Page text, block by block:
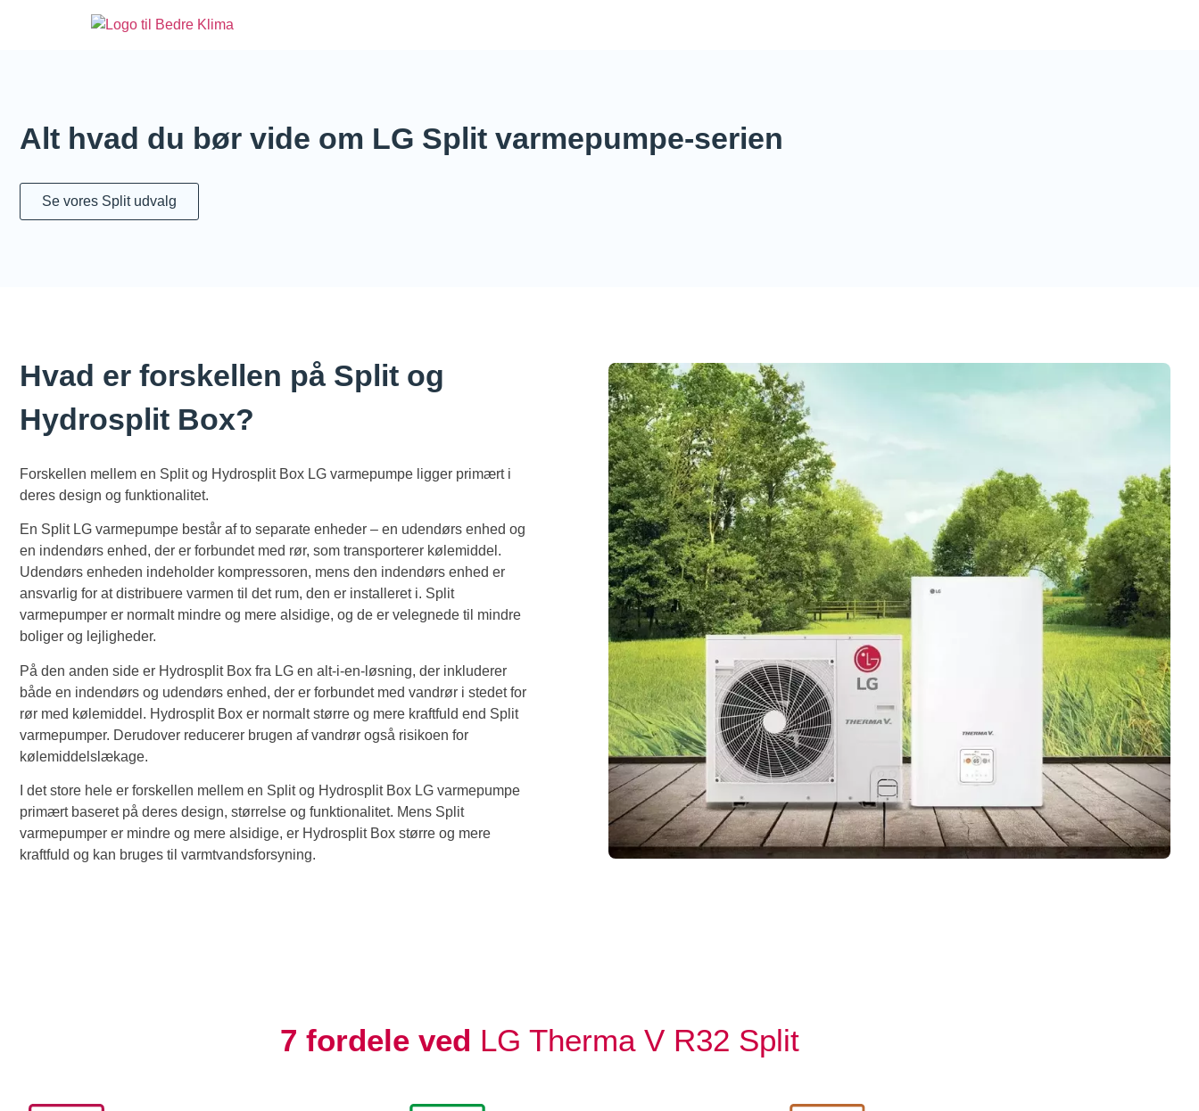
Alt hvad du bør vide om LG Split varmepumpe-serien
Se vores Split udvalg
Hvad er forskellen på Split og
Hydrosplit Box?
Forskellen mellem en Split og Hydrosplit Box LG varmepumpe ligger primært i
deres design og funktionalitet.
En Split LG varmepumpe består af to separate enheder – en udendørs enhed og
en indendørs enhed, der er forbundet med rør, som transporterer kølemiddel.
Udendørs enheden indeholder kompressoren, mens den indendørs enhed er
ansvarlig for at distribuere varmen til det rum, den er installeret i. Split
varmepumper er normalt mindre og mere alsidige, og de er velegnede til mindre
boliger og lejligheder.
På den anden side er Hydrosplit Box fra LG en alt-i-en-løsning, der inkluderer
både en indendørs og udendørs enhed, der er forbundet med vandrør i stedet for
rør med kølemiddel. Hydrosplit Box er normalt større og mere kraftfuld end Split
varmepumper. Derudover reducerer brugen af vandrør også risikoen for
kølemiddelslækage.
I det store hele er forskellen mellem en Split og Hydrosplit Box LG varmepumpe
primært baseret på deres design, størrelse og funktionalitet. Mens Split
varmepumper er mindre og mere alsidige, er Hydrosplit Box større og mere
kraftfuld og kan bruges til varmtvandsforsyning.
7 fordele ved LG Therma V R32 Split